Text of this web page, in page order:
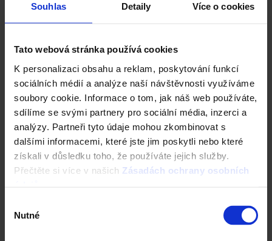
Souhlas Detaily Více o cookies
Tato webová stránka používá cookies
K personalizaci obsahu a reklam, poskytování funkcí
sociálních médií a analýze naší návštěvnosti využíváme
soubory cookie. Informace o tom, jak náš web používáte,
sdílíme se svými partnery pro sociální média, inzerci a
analýzy. Partneři tyto údaje mohou zkombinovat s
dalšími informacemi, které jste jim poskytli nebo které
získali v důsledku toho, že používáte jejich služby.
Přečtěte si více v našich Zásadách ochrany osobních
souhlasu
Nutné